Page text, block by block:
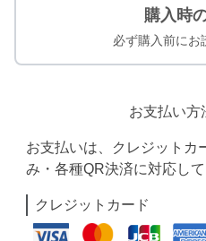
購入時
必ず購入前にお
お支払い方
お支払いは、クレジットカ
み・各種QR決済に対応して
クレジットカード